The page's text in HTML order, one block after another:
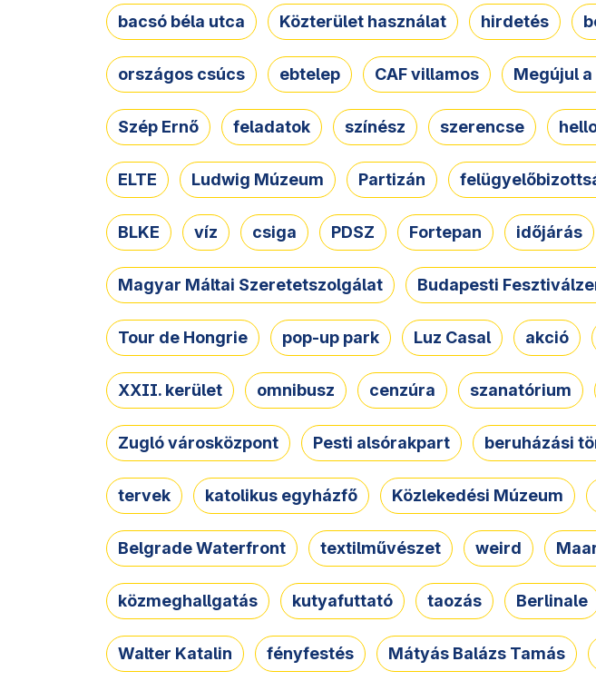
bacsó béla utca Közterület használat hirdetés
országos csúcs ebtelep CAF villamos Megújul
Szép Ernő feladatok színész szerencse
ELTE Ludwig Múzeum Partizán
BLKE víz csiga PDSZ Fortepan időjárás
Magyar Máltai Szeretetszolgálat Budapesti
Tour de Hongrie pop-up park Luz Casal akció
XXII. kerület omnibusz cenzúra szanatórium
Zugló városközpont Pesti alsórakpart beruházási
tervek katolikus egyházfő Közlekedési Múzeum
Belgrade Waterfront textilművészet weird
közmeghallgatás kutyafuttató taozás Berlinale
Walter Katalin fényfestés Mátyás Balázs Tamás